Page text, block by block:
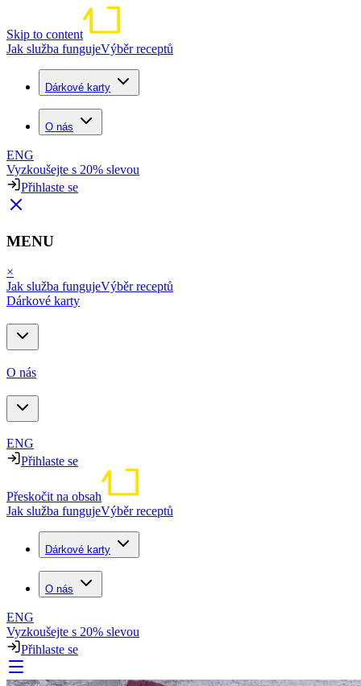
Skip to content
Jak služba fungujeVýběr receptů
Dárkové karty
O nás
ENG
Vyzkoušejte s 20% slevou
Přihlaste se
MENU
×
Jak služba fungujeVýběr receptů
Dárkové karty
O nás
ENG
Přihlaste se
Přeskočit na obsah
Jak služba fungujeVýběr receptů
Dárkové karty
O nás
ENG
Vyzkoušejte s 20% slevou
Přihlaste se